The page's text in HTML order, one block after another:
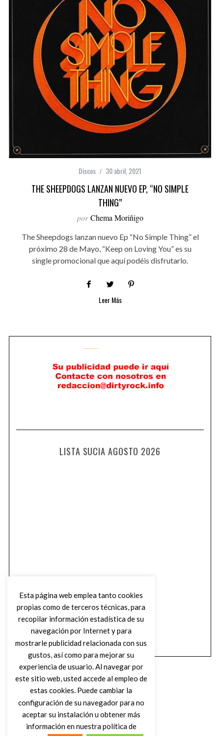
Discos 30 abril, 2021
THE SHEEPDOGS LANZAN NUEVO EP, “NO SIMPLE
THING”
por Chema Moriñigo
The Sheepdogs lanzan nuevo Ep “No Simple Thing” el
próximo 28 de Mayo, “Keep on Loving You” es su
single promocional que aquí podéis disfrutarlo.
Leer Más
LISTA SUCIA AGOSTO 2026
Esta página web emplea tanto cookies
propias como de terceros técnicas, para
recopilar información estadística de su
navegación por Internet y para
mostrarle publicidad relacionada con sus
gustos, así como para mejorar su
experiencia de usuario. Al navegar por
este sitio web, usted accede al empleo de
estas cookies. Puede cambiar la
configuración de su navegador para no
aceptar su instalación u obtener más
información en nuestra política de